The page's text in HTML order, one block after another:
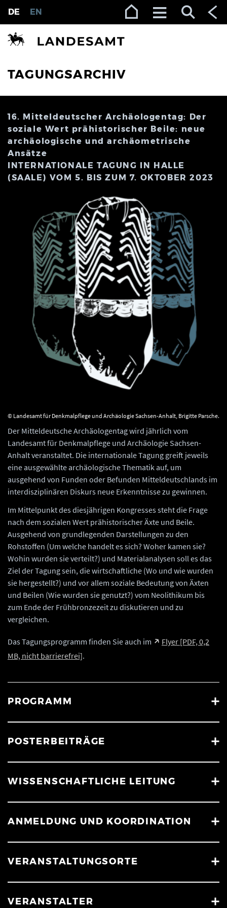
Zur Navigation (Enter)
Zum Inhalt (Enter)
Zum Footer (Enter)
TAGUNGSARCHIV
DE EN
16. Mitteldeutscher Archäologentag: Der
soziale Wert prähistorischer Beile: neue
archäologische und archäometrische
Ansätze
INTERNATIONALE TAGUNG IN HALLE
(SAALE) VOM 5. BIS ZUM 7. OKTOBER 2023
© Landesamt für Denkmalpflege und Archäologie Sachsen-Anhalt, Brigitte Parsche.
Der Mitteldeutsche Archäologentag wird jährlich vom
Landesamt für Denkmalpflege und Archäologie Sachsen-
Anhalt veranstaltet. Die internationale Tagung greift jeweils
eine ausgewählte archäologische Thematik auf, um
ausgehend von Funden oder Befunden Mitteldeutschlands im
interdisziplinären Diskurs neue Erkenntnisse zu gewinnen.
Im Mittelpunkt des diesjährigen Kongresses steht die Frage
nach dem sozialen Wert prähistorischer Äxte und Beile.
Ausgehend von grundlegenden Darstellungen zu den
Rohstoffen (Um welche handelt es sich? Woher kamen sie?
Wohin wurden sie verteilt?) und Materialanalysen soll es das
Ziel der Tagung sein, die wirtschaftliche (Wo und wie wurden
sie hergestellt?) und vor allem soziale Bedeutung von Äxten
und Beilen (Wie wurden sie genutzt?) vom Neolithikum bis
zum Ende der Frühbronzezeit zu diskutieren und zu
vergleichen.
Das Tagungsprogramm finden Sie auch im
Flyer [PDF, 0,2
MB, nicht barrierefrei].
PROGRAMM
POSTERBEITRÄGE
WISSENSCHAFTLICHE LEITUNG
ANMELDUNG UND KOORDINATION
VERANSTALTUNGSORTE
VERANSTALTER